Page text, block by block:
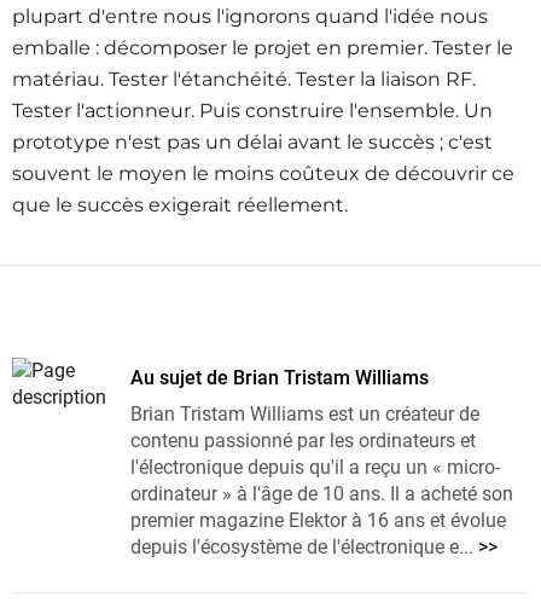
plupart d'entre nous l'ignorons quand l'idée nous
emballe : décomposer le projet en premier. Tester le
matériau. Tester l'étanchéité. Tester la liaison RF.
Tester l'actionneur. Puis construire l'ensemble. Un
prototype n'est pas un délai avant le succès ; c'est
souvent le moyen le moins coûteux de découvrir ce
que le succès exigerait réellement.
Au sujet de Brian Tristam Williams
Brian Tristam Williams est un créateur de
contenu passionné par les ordinateurs et
l'électronique depuis qu'il a reçu un « micro-
ordinateur » à l'âge de 10 ans. Il a acheté son
premier magazine Elektor à 16 ans et évolue
depuis l'écosystème de l'électronique e... >>